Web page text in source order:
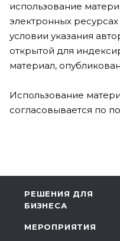
использование
электронных
условии указания
открытой для
материал,
Использование
согласовывается по
РЕШЕНИЯ ДЛЯ
БИЗНЕСА
МЕРОПРИЯТИЯ